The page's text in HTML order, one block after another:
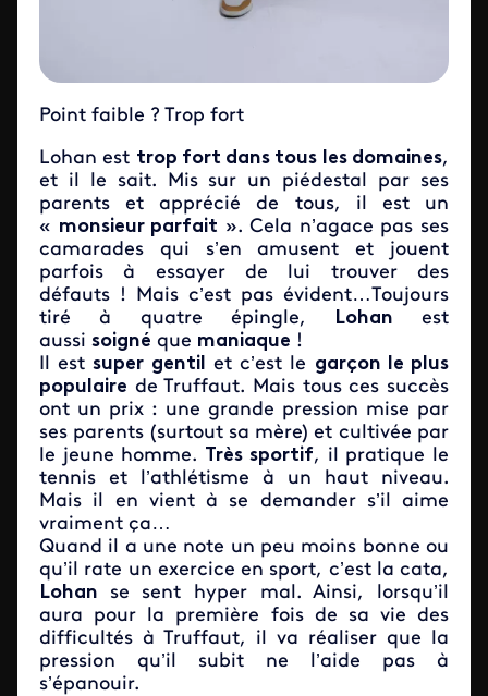
Point faible ? Trop fort
Lohan est trop fort dans tous les domaines,
et il le sait. Mis sur un piédestal par ses
parents et apprécié de tous, il est un
« monsieur parfait ». Cela n’agace pas ses
camarades qui s’en amusent et jouent
parfois à essayer de lui trouver des
défauts ! Mais c’est pas évident…Toujours
tiré à quatre épingle,
Lohan est
aussi soigné que maniaque !
estsuper gentil et c’est le garçon le plus
populaire de Truffaut. Mais tous ces succès
ont un prix : une grande pression mise par
ses parents (surtout sa mère) et cultivée par
le jeune homme. Très sportif, il pratique le
tennis et l’athlétisme à un haut niveau.
Mais il en vient à se demander s’il aime
vraiment ça…
Quand il a une note un peu moins bonne ou
qu’il rate un exercice en sport, c’est la cata,
Lohan se sent hyper mal. Ainsi, lorsqu’il
aura pour la première fois de sa vie des
difficultés à Truffaut, il va réaliser que la
pression qu’il subit ne l’aide pas à
s’épanouir.